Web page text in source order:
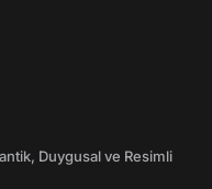
Duygusal ve Resimli